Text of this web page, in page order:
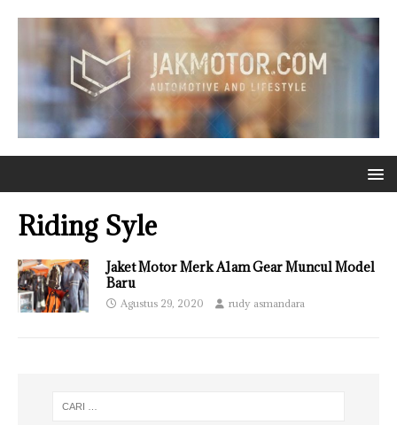
Riding Syle
Jaket Motor Merk A1am Gear Muncul Model
Baru
Agustus 29, 2020 rudy asmandara